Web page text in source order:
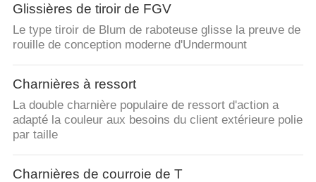
Glissières de tiroir de FGV
Le type tiroir de Blum de raboteuse glisse la preuve de
rouille de conception moderne d'Undermount
Charnières à ressort
La double charnière populaire de ressort d'action a
adapté la couleur aux besoins du client extérieure polie
par taille
Charnières de courroie de T